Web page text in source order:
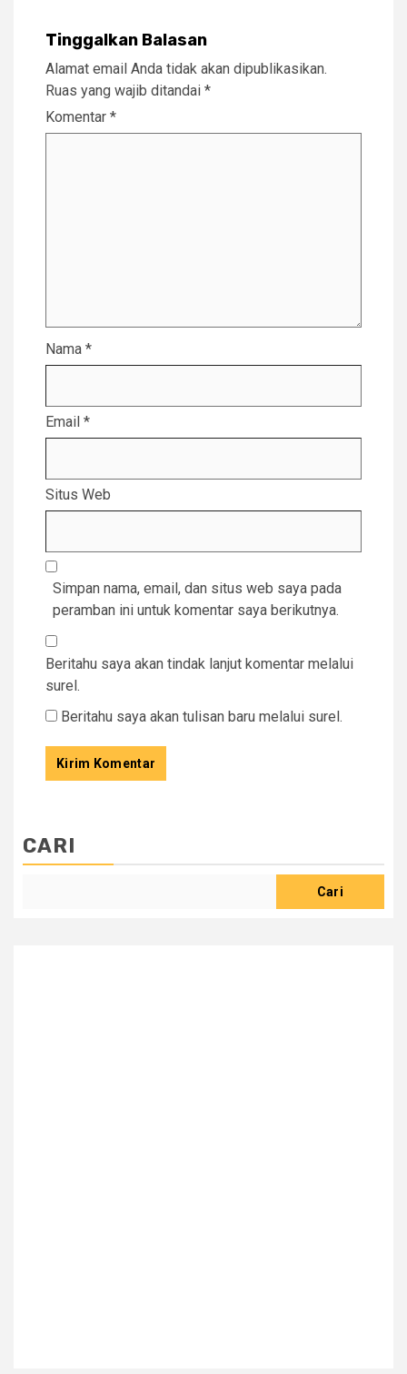
Tinggalkan Balasan
Alamat email Anda tidak akan dipublikasikan.
Ruas yang wajib ditandai *
Komentar *
Nama *
Email *
Situs Web
Simpan nama, email, dan situs web saya pada
peramban ini untuk komentar saya berikutnya.
Beritahu saya akan tindak lanjut komentar melalui
surel.
Beritahu saya akan tulisan baru melalui surel.
CARI
Cari